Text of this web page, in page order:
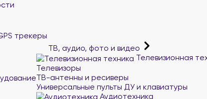
трекеры
ТВ, аудио, фото и видео
Телевизионная
Телевизоры
ТВ-антенны и ресиверы
Универсальные пульты ДУ и клавиатуры
Аудиотехника